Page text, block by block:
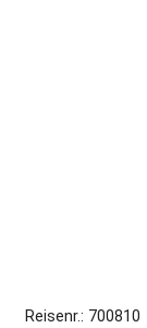
Reisenr.: 700810